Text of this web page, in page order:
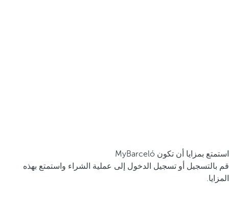
استمتع بمزايا أن تكون MyBarceló
قم بالتسجيل أو تسجيل الدخول إلى عملية الشراء واستمتع بهذه
المزايا.